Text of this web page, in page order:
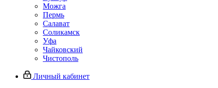
Можга
Пермь
Салават
Соликамск
Уфа
Чайковский
Чистополь
Личный кабинет